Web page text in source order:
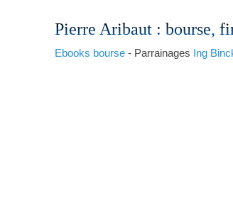
Pierre Aribaut: bourse,
Ebooks bourse- Parrainages Ing